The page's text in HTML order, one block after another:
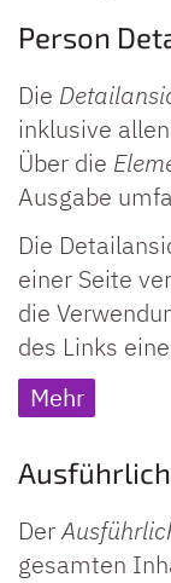
Person
Die
inklusive
Über die
Ausgabe
Die
einer Seite
die
des Links
Mehr
Der
gesamten